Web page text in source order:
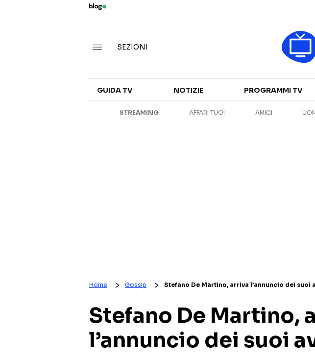
CANALI TV
SEZIONI
GUIDA TV NOTIZIE PROGRAMMI TV
STREAMING AFFARI TUOI AMICI
Home Gossip Stefano De Martino, arriva l’annuncio dei suoi
Stefano De Martino,
l’annuncio dei suoi